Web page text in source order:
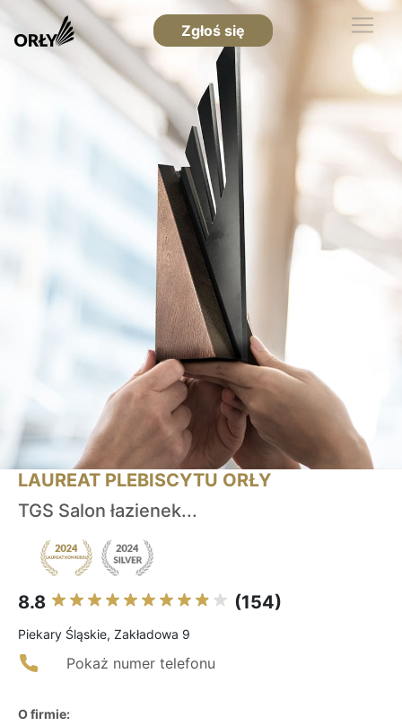
Zgłoś się
LAUREAT PLEBISCYTU ORŁY
TGS Salon łazienek...
8.8 (154)
Piekary Śląskie, Zakładowa 9
Pokaż numer telefonu
O firmie: